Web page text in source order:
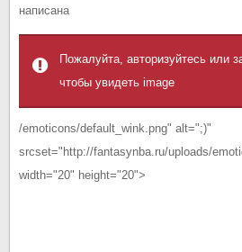
написана
Пожалуйта, авторизуйтесь или
чтобы увидеть image
/emoticons/default_wink.png" alt=";)"
srcset="http://fantasynba.ru/uploads/
width="20" height="20">